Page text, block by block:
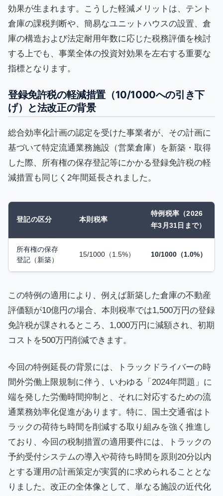
効果が生まれます。こうした軽減メリットは、テント
倉庫の課税判断や、簡易なユニットハウスの設置、倉
庫の構造および法定耐用年数に応じた税務評価を検討
する上でも、事業全体の投資対効果を左右する重要な
指標となります。
登録免許税の軽減措置（10/1000への引き下
げ）と法改正の背景
総合効率化計画の認定を受けた事業者が、その計画に
基づいて特定流通業務施設（営業倉庫）を新築・取得
した際、所有権の保存登記等にかかる登録免許税の軽
減措置も同じく2年間延長されました。
登記の区分 本則税率
特例税率（2026
年3月31日まで）
所有権の保存
登記（新築）
15/1000（1.5%） 10/1000（1.0%）
この特例の適用により、例えば新築した倉庫の不動産
評価額が10億円の場合、本則税率では1,500万円の登録
免許税が課されるところ、1,000万円に減額され、初期
コストを500万円削減できます。
今回の特例延長の背景には、トラックドライバーの時
間外労働上限規制に伴う、いわゆる「2024年問題」に
端を発した労働時間抑制と、それに対応するための流
通業務効率化促進があります。特に、国土交通省はト
ラックの荷待ち時間を削減する取り組みを強く推進し
ており、今回の税制措置の適用要件には、トラックの
予約受付システムの導入や荷待ち時間を原則20分以内
とする運用の計画策定が実質的に求められることとな
りました。改正の全体像として、単なる施設の近代化